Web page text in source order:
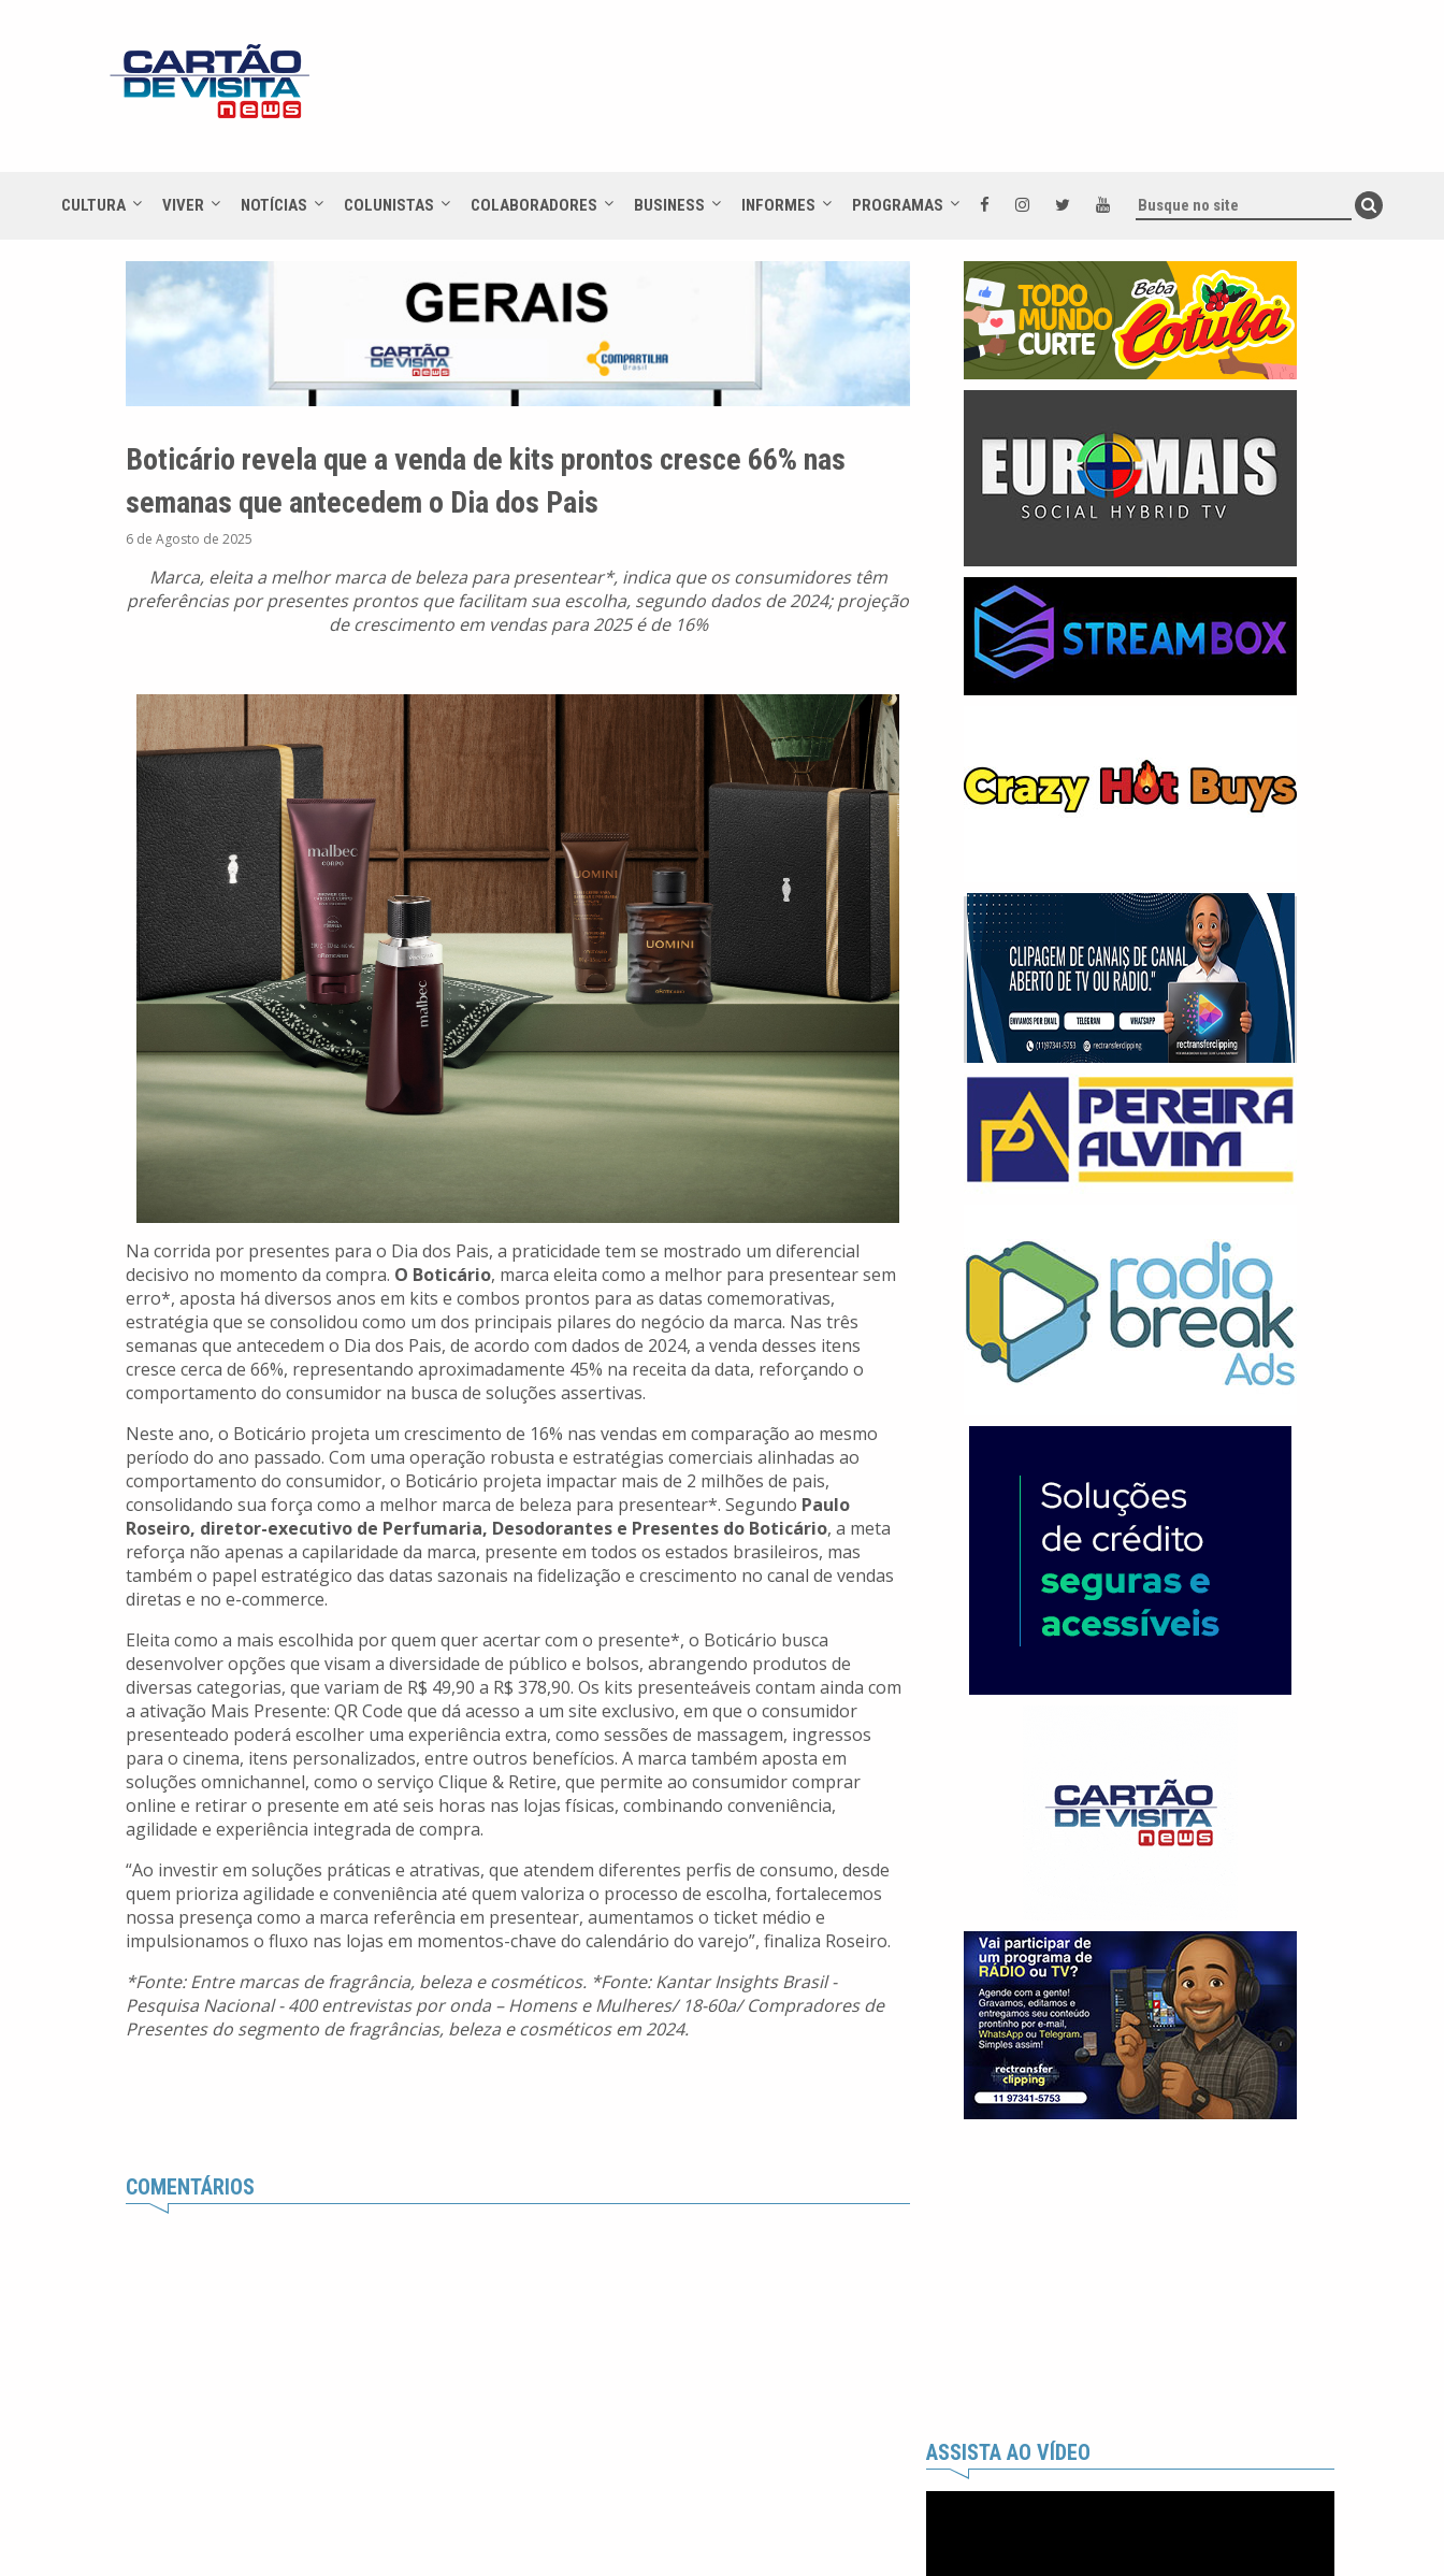
CULTURA VIVER NOTÍCIAS COLUNISTAS COLABORADORES BUSINESS INFORMES PROGRAMAS
Boticário revela que a venda de kits prontos cresce 66% nas
semanas que antecedem o Dia dos Pais
6 de Agosto de 2025
Marca, eleita a melhor marca de beleza para presentear*, indica que os consumidores têm
preferências por presentes prontos que facilitam sua escolha, segundo dados de 2024; projeção
de crescimento em vendas para 2025 é de 16%
Na corrida por presentes para o Dia dos Pais, a praticidade tem se mostrado um diferencial
decisivo no momento da compra. O Boticário, marca eleita como a melhor para presentear sem
erro*, aposta há diversos anos em kits e combos prontos para as datas comemorativas,
estratégia que se consolidou como um dos principais pilares do negócio da marca. Nas três
semanas que antecedem o Dia dos Pais, de acordo com dados de 2024, a venda desses itens
cresce cerca de 66%, representando aproximadamente 45% na receita da data, reforçando o
comportamento do consumidor na busca de soluções assertivas.
Neste ano, o Boticário projeta um crescimento de 16% nas vendas em comparação ao mesmo
período do ano passado. Com uma operação robusta e estratégias comerciais alinhadas ao
comportamento do consumidor, o Boticário projeta impactar mais de 2 milhões de pais,
consolidando sua força como a melhor marca de beleza para presentear*. Segundo Paulo
Roseiro, diretor-executivo de Perfumaria, Desodorantes e Presentes do Boticário, a meta
reforça não apenas a capilaridade da marca, presente em todos os estados brasileiros, mas
também o papel estratégico das datas sazonais na fidelização e crescimento no canal de vendas
diretas e no e-commerce.
Eleita como a mais escolhida por quem quer acertar com o presente*, o Boticário busca
desenvolver opções que visam a diversidade de público e bolsos, abrangendo produtos de
diversas categorias, que variam de R$ 49,90 a R$ 378,90. Os kits presenteáveis contam ainda com
a ativação Mais Presente: QR Code que dá acesso a um site exclusivo, em que o consumidor
presenteado poderá escolher uma experiência extra, como sessões de massagem, ingressos
para o cinema, itens personalizados, entre outros benefícios. A marca também aposta em
soluções omnichannel, como o serviço Clique & Retire, que permite ao consumidor comprar
online e retirar o presente em até seis horas nas lojas físicas, combinando conveniência,
agilidade e experiência integrada de compra.
“Ao investir em soluções práticas e atrativas, que atendem diferentes perfis de consumo, desde
quem prioriza agilidade e conveniência até quem valoriza o processo de escolha, fortalecemos
nossa presença como a marca referência em presentear, aumentamos o ticket médio e
impulsionamos o fluxo nas lojas em momentos-chave do calendário do varejo”, finaliza Roseiro.
*Fonte: Entre marcas de fragrância, beleza e cosméticos. *Fonte: Kantar Insights Brasil -
Pesquisa Nacional - 400 entrevistas por onda – Homens e Mulheres/ 18-60a/ Compradores de
Presentes do segmento de fragrâncias, beleza e cosméticos em 2024.
COMENTÁRIOS
ASSISTA AO VÍDEO